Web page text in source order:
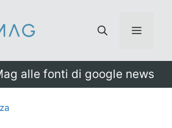
Menu
alle fonti di google news